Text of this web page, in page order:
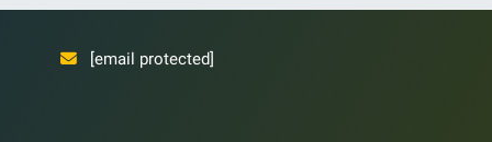
[email protected]